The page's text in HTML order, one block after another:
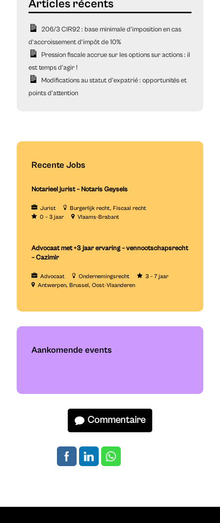
206/3 CIR92 : base minimale d’imposition en cas
d’accroissement d’impôt de 10%
Pression fiscale accrue sur les options sur actions : il
est temps d’agir !
Modifications au statut d’expatrié : opportunités et
points d’attention
Recente Jobs
Notarieel jurist – Notaris Geysels
Jurist Burgerlijk recht
Fiscaal recht
0 – 3 jaar
Vlaams-Brabant
Advocaat met +3 jaar ervaring – vennootschapsrecht
– Cazimir
Advocaat Ondernemingsrecht
3 – 7 jaar
Antwerpen
Brussel Oost-Vlaanderen
Aankomende events
Commentaire